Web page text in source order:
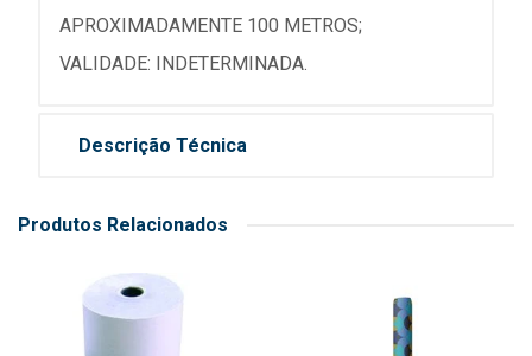
APROXIMADAMENTE 100 METROS;
VALIDADE: INDETERMINADA.
Descrição Técnica
Produtos Relacionados